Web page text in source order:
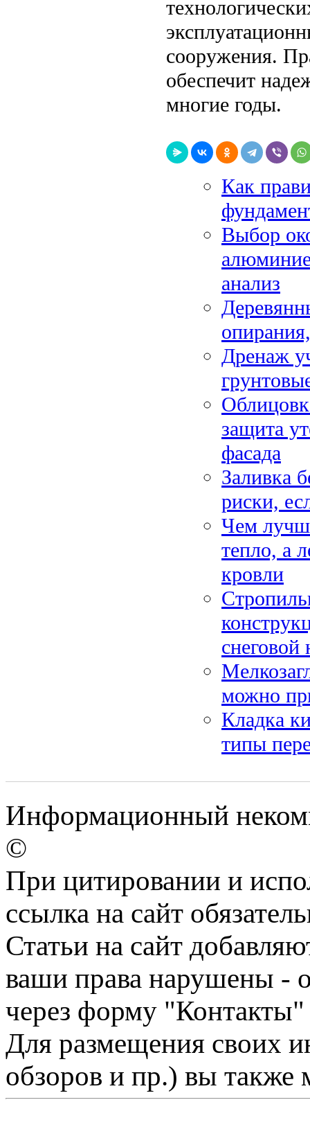
сооружения.
обеспечит
многие годы.
Как
Выбор
анализ
Дренаж
защита
фасада
Заливка
риски,
Чем
тепло, а
кровли
снеговой
можно
Кладка
типы
Информационный
©
При цитировании и
ссылка на сайт
Статьи на сайт
ваши права нарушены -
через форму "Контакты"
Для размещения своих
обзоров и пр.) вы также